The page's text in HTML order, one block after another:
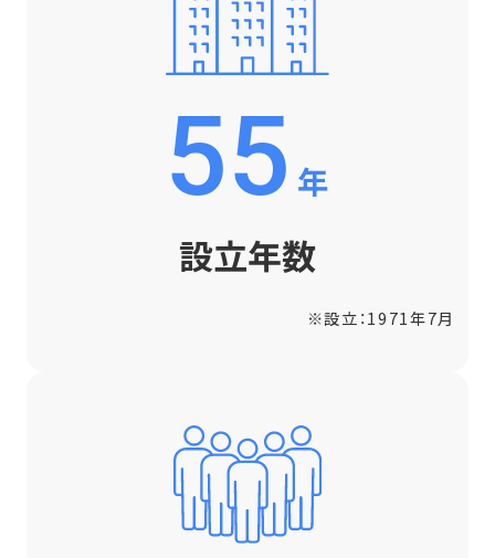
募集要項
55 年
設立年数
※設立：1971年7月